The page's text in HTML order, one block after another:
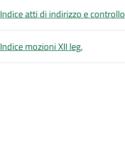
Indice atti di indirizzo e controllo
Indice mozioni XII leg.